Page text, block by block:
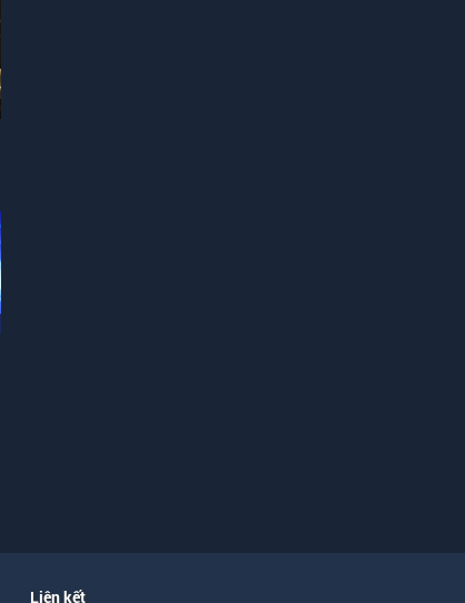
Liên kết